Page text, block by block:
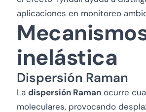
aplicaciones en monitoreo
inelástica
Dispersión Raman
La dispersión Raman ocurre
moleculares, provocando